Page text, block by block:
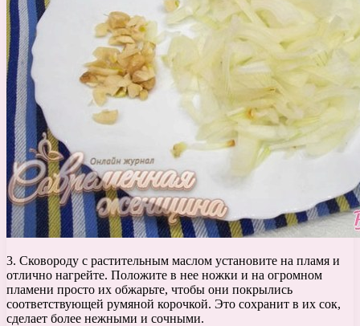
3. Сковороду с растительным маслом установите на пламя и
отлично нагрейте. Положите в нее ножки и на огромном
пламени просто их обжарьте, чтобы они покрылись
соответствующей румяной корочкой. Это сохранит в их сок,
сделает более нежными и сочными.